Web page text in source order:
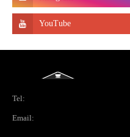
Tel:
Email: